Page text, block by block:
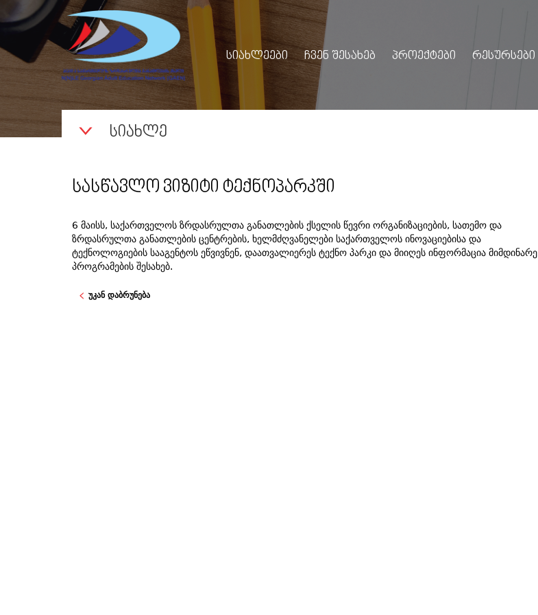
ᲡᲘᲐᲮᲚᲔᲔᲑᲘ ᲩᲕᲔᲜ ᲨᲔᲡᲐᲮᲔᲑ ᲞᲠᲝᲔᲥᲢᲔᲑᲘ ᲠᲔᲡᲣᲠᲡᲔᲑᲘ
ᲡᲘᲐᲮᲚᲔ
ᲡᲐᲡᲬᲐᲕᲚᲝ ᲕᲘᲖᲘᲢᲘ ᲢᲔᲥᲜᲝᲞᲐᲠᲙᲨᲘ
6 მაისს, საქართველოს ზრდასრულთა განათლების ქსელის წევრი ორგანიზაციების, სათემო და
ზრდასრულთა განათლების ცენტრების, ხელმძღვანელები საქართველოს ინოვაციებისა და
ტექნოლოგიების სააგენტოს ეწვივნენ, დაათვალიერეს ტექნო პარკი და მიიღეს ინფორმაცია მიმდინარე
პროგრამების შესახებ.
უკან დაბრუნება